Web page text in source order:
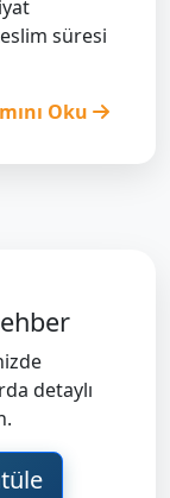
süresi
Oku
detaylı